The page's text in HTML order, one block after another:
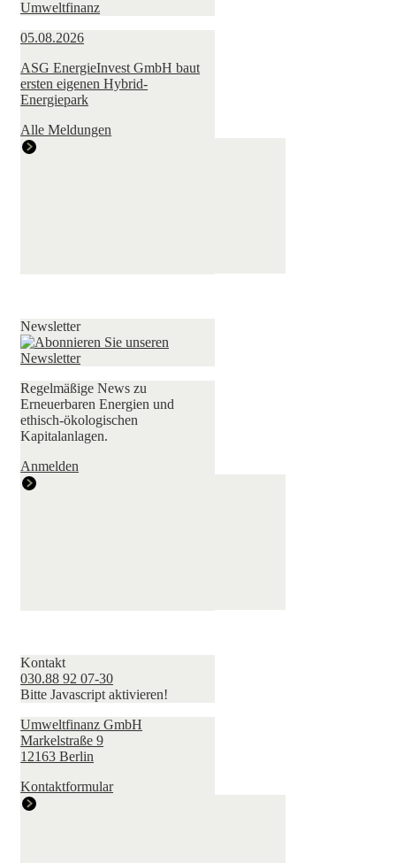
05.08.2026
ASG EnergieInvest GmbH baut
ersten eigenen Hybrid-
Energiepark
Alle Meldungen
Newsletter
Regelmäßige News zu
Erneuerbaren Energien und
ethisch-ökologischen
Kapitalanlagen.
Anmelden
Kontakt
030.88 92 07-30
Bitte Javascript aktivieren!
Umweltfinanz GmbH
Markelstraße 9
12163 Berlin
Kontaktformular